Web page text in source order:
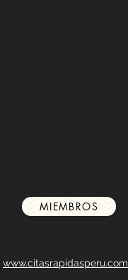
MIEMBROS
www.citasrapidasperu.com